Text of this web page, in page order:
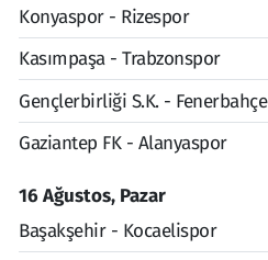
Konyaspor - Rizespor
Kasımpaşa - Trabzonspor
Gençlerbirliği S.K. - Fenerbahçe
Gaziantep FK - Alanyaspor
16 Ağustos, Pazar
Başakşehir - Kocaelispor